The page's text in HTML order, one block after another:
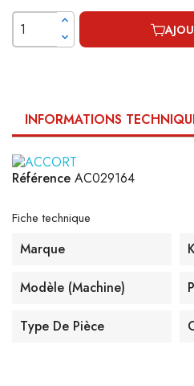
INFORMATIONS
Référence AC029164
Fiche technique
Marque
Modèle (machine)
Type De Pièce